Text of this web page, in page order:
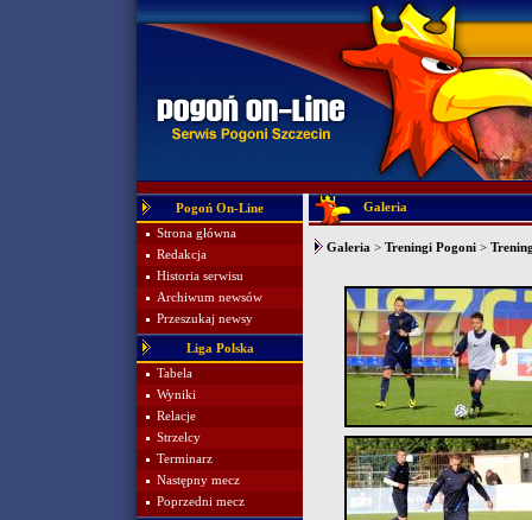
Pogoń On-Line
Strona główna
Redakcja
Historia serwisu
Archiwum newsów
Przeszukaj newsy
Liga Polska
Tabela
Wyniki
Relacje
Strzelcy
Terminarz
Następny mecz
Poprzedni mecz
Galeria
Galeria > Treningi Pogoni >